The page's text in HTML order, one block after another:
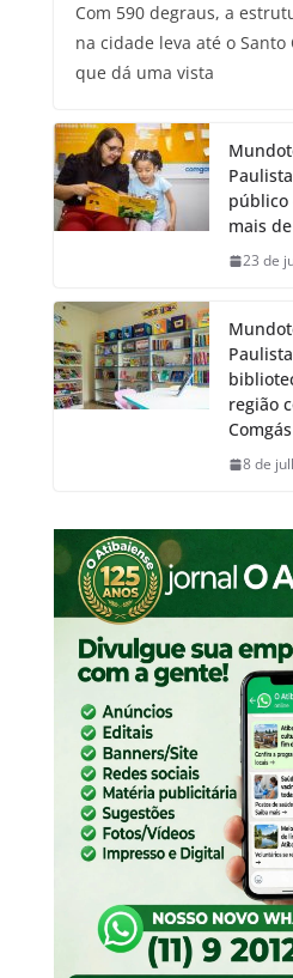
Com 590 degraus, a
na cidade leva até o Santo
que dá uma vista
público
mais
23 de
região
Comgás
8 de